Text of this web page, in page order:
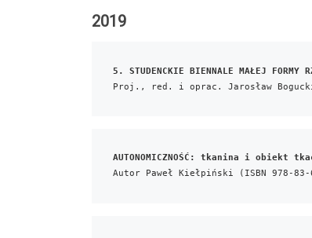
2019
5. STUDENCKIE BIENNALE MAŁEJ FORMY
Proj., red. i oprac. Jarosław
AUTONOMICZNOŚĆ: tkanina i obiekt
Autor Paweł Kiełpiński (ISBN 978-83-